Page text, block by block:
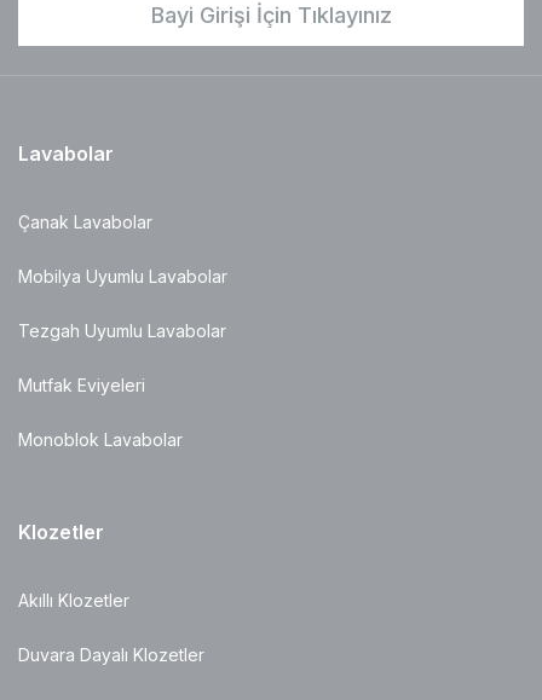
Bayi Girişi İçin Tıklayınız
Lavabolar
Çanak Lavabolar
Mobilya Uyumlu Lavabolar
Tezgah Uyumlu Lavabolar
Mutfak Eviyeleri
Monoblok Lavabolar
Klozetler
Akıllı Klozetler
Duvara Dayalı Klozetler